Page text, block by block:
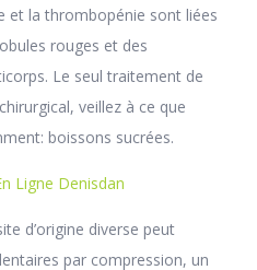
et la thrombopénie sont liées
rouges et des
Le seul traitement de
veillez à ce que
boissons sucrées.
Ligne Denisdan
d’origine diverse peut
par compression, un